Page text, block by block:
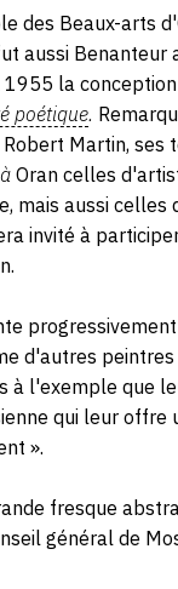
des Beaux-arts
aussi Benanteur
la
poétique.
Martin, ses
àOran celles
mais aussi celles
invité à
d'autres peintres
à l'exemple que
qui leur offre
».
fresque
général de